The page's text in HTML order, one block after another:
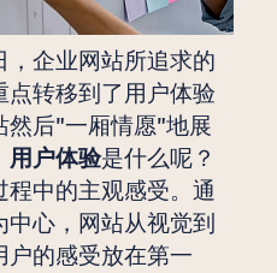
企业网站所追求的
转移到了用户体验
然后"一厢情愿"地展
用户体验是什么呢？
中的主观感受。通
心，网站从视觉到
的感受放在第一